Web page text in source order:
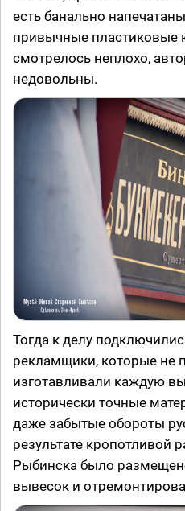
есть банально
привычные пластиковые
смотрелось неплохо,
недовольны.
Тогда к делу
рекламщики, которые не
изготавливали каждую
исторически точные
даже забытые обороты
результате кропотливой
Рыбинска было
вывесок и